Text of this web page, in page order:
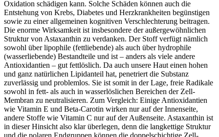
Oxidation schädigen kann. Solche Schäden können auch die
Entstehung von Krebs, Diabetes und Herzkrankheiten begünstigen
sowie zu einer allgemeinen kognitiven Verschlechterung beitragen.
Die enorme Wirksamkeit ist insbesondere der außergewöhnlichen
Struktur von Astaxanthin zu verdanken. Der Stoff verfügt nämlich
sowohl über lipophile (fettliebende) als auch über hydrophile
(wasserliebende) Bestandteile und ist – anders als viele andere
Antioxidantien – gut fettlöslich. Da auch unsere Haut einen hohen
und ganz natürlichen Lipidanteil hat, penetriert die Substanz
zuverlässig und problemlos. Sie ist somit in der Lage, freie Radikale
sowohl in fett- als auch in wasserlöslichen Bereichen der Zell-
Membran zu neutralisieren. Zum Vergleich: Einige Antioxidantien
wie Vitamin E und Beta-Carotin wirken nur auf der Innenseite,
andere Stoffe wie Vitamin C nur auf der Außenseite. Astaxanthin ist
in dieser Hinsicht also klar überlegen, denn die langkettige Struktur
und die polaren Endgruppen können die doppelschichtige Zell-